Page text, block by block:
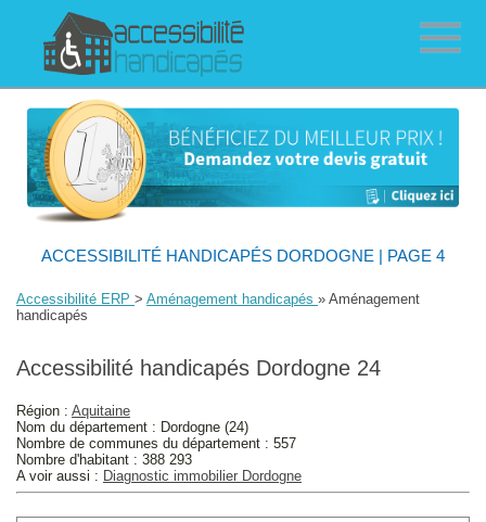
ACCESSIBILITÉ HANDICAPÉS DORDOGNE | PAGE 4
Accessibilité ERP > Aménagement handicapés » Aménagement
handicapés
Accessibilité handicapés Dordogne 24
Région : Aquitaine
Nom du département : Dordogne (24)
Nombre de communes du département : 557
Nombre d'habitant : 388 293
A voir aussi : Diagnostic immobilier Dordogne